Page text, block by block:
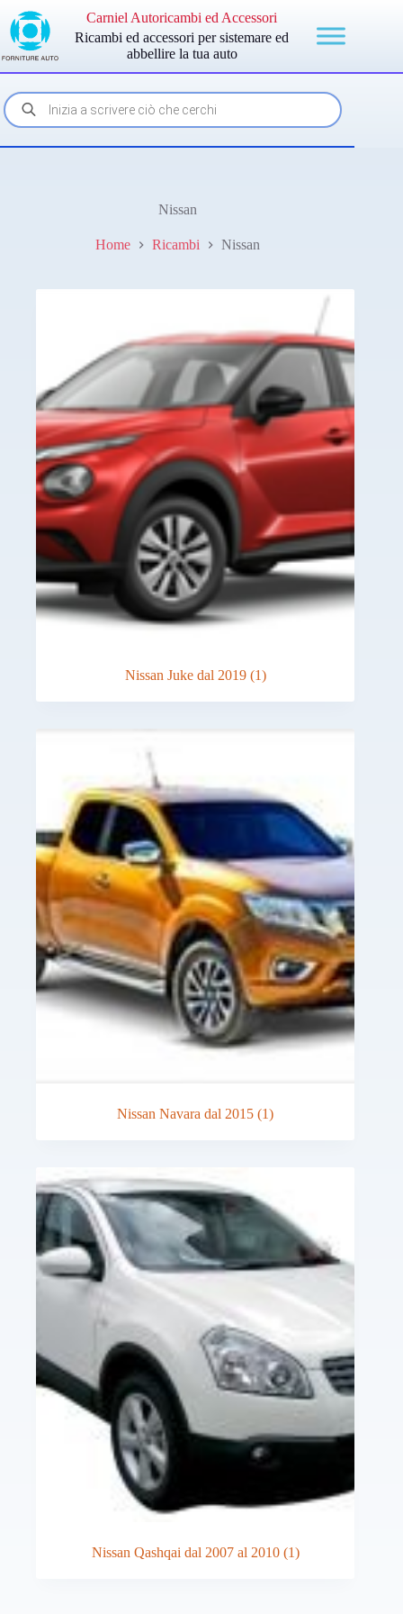
contenuto
Carniel Autoricambi ed Accessori
Ricambi ed accessori per sistemare ed
abbellire la tua auto
Products
search
Nissan
Home Ricambi Nissan
Nissan Juke dal 2019 (1)
Nissan Navara dal 2015(1)
Nissan Qashqai dal 2007 al 2010 (1)